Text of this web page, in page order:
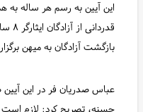
این آیین به رسم هر ساله به
بازگشت آزادگان به میهن
عباس صدریان فر در این آیین
حسنه، تصریح کرد: لازم است